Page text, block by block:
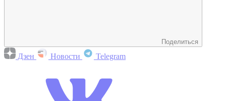
Поделиться
Дзен Новости Telegram